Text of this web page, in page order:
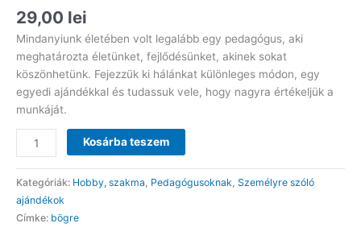
29,00 lei
Mindanyiunk életében volt legalább egy pedagógus, aki
meghatározta életünket, fejlődésünket, akinek sokat
köszönhetünk. Fejezzük ki hálánkat különleges módon, egy
egyedi ajándékkal és tudassuk vele, hogy nagyra értékeljük a
munkáját.
"Egy
jó
tanító
megfogja
a
kezet..."
Kosárba teszem
Kategóriák: Hobby, szakma, Pedagógusoknak, Személyre szóló
ajándékok
Címke: bögre